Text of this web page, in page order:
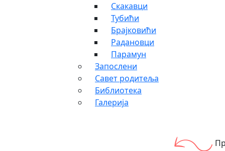
Скакавци
Тубићи
Брајковићи
Радановци
Парамун
Запослени
Савет родитеља
Библиотека
Галерија